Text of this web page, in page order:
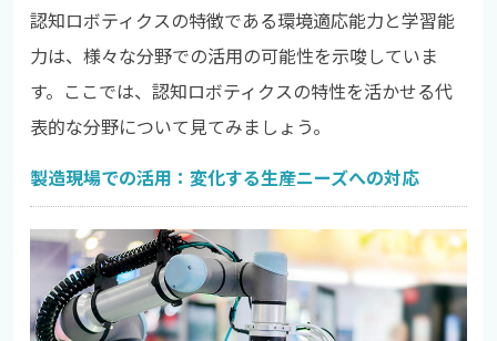
認知ロボティクスの特徴である環境適応能力と学習能
力は、様々な分野での活用の可能性を示唆していま
す。ここでは、認知ロボティクスの特性を活かせる代
表的な分野について見てみましょう。
製造現場での活用：変化する生産ニーズへの対応